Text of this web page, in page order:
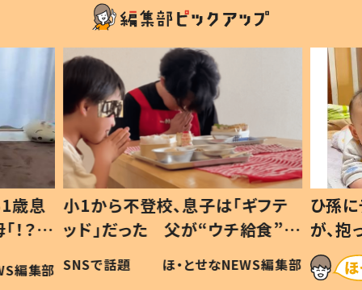
歳息
？」
編集部
小1から不登校、息子は「ギフテ
ッド」だった 父が“ウチ給食”を
作り続ける理由とは #令和の親
#令和の子
SNSで話題 ほ・とせなNEWS編集部
ひ孫
が、
「涙が
い」